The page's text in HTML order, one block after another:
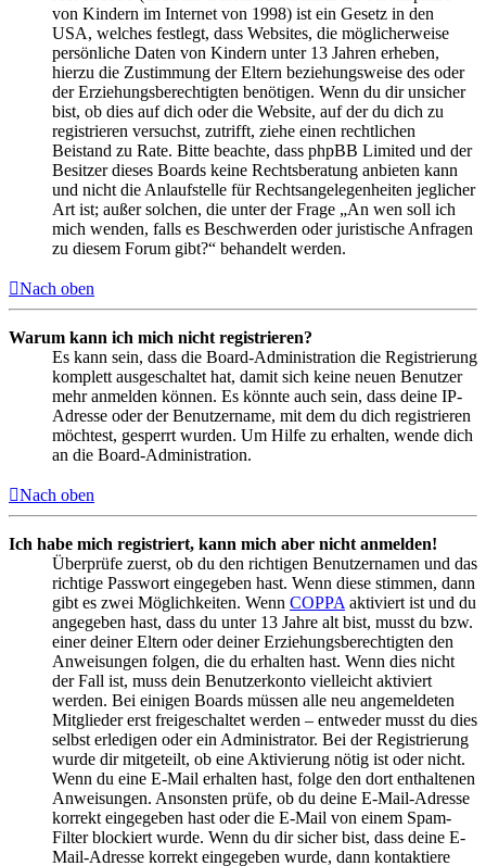
von Kindern im Internet von 1998) ist ein Gesetz in den
USA, welches festlegt, dass Websites, die möglicherweise
persönliche Daten von Kindern unter 13 Jahren erheben,
hierzu die Zustimmung der Eltern beziehungsweise des oder
der Erziehungsberechtigten benötigen. Wenn du dir unsicher
bist, ob dies auf dich oder die Website, auf der du dich zu
registrieren versuchst, zutrifft, ziehe einen rechtlichen
Beistand zu Rate. Bitte beachte, dass phpBB Limited und der
Besitzer dieses Boards keine Rechtsberatung anbieten kann
und nicht die Anlaufstelle für Rechtsangelegenheiten jeglicher
Art ist; außer solchen, die unter der Frage „An wen soll ich
mich wenden, falls es Beschwerden oder juristische Anfragen
zu diesem Forum gibt?“ behandelt werden.
Nach oben
Warum kann ich mich nicht registrieren?
Es kann sein, dass die Board-Administration die Registrierung
komplett ausgeschaltet hat, damit sich keine neuen Benutzer
mehr anmelden können. Es könnte auch sein, dass deine IP-
Adresse oder der Benutzername, mit dem du dich registrieren
möchtest, gesperrt wurden. Um Hilfe zu erhalten, wende dich
an die Board-Administration.
Nach oben
Ich habe mich registriert, kann mich aber nicht anmelden!
Überprüfe zuerst, ob du den richtigen Benutzernamen und das
richtige Passwort eingegeben hast. Wenn diese stimmen, dann
gibt es zwei Möglichkeiten. Wenn COPPA aktiviert ist und du
angegeben hast, dass du unter 13 Jahre alt bist, musst du bzw.
einer deiner Eltern oder deiner Erziehungsberechtigten den
Anweisungen folgen, die du erhalten hast. Wenn dies nicht
der Fall ist, muss dein Benutzerkonto vielleicht aktiviert
werden. Bei einigen Boards müssen alle neu angemeldeten
Mitglieder erst freigeschaltet werden – entweder musst du dies
selbst erledigen oder ein Administrator. Bei der Registrierung
wurde dir mitgeteilt, ob eine Aktivierung nötig ist oder nicht.
Wenn du eine E-Mail erhalten hast, folge den dort enthaltenen
Anweisungen. Ansonsten prüfe, ob du deine E-Mail-Adresse
korrekt eingegeben hast oder die E-Mail von einem Spam-
Filter blockiert wurde. Wenn du dir sicher bist, dass deine E-
Mail-Adresse korrekt eingegeben wurde, dann kontaktiere